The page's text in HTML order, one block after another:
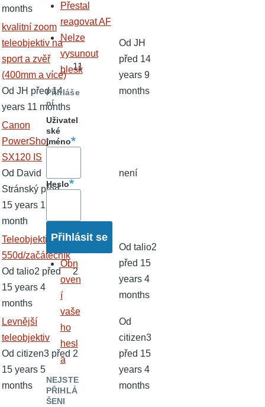
months
Normální
téma
kvalitní zoom
teleobjektiv na
sport a zvěř
(400mm a více)
Od JH před 14
years 11 months
11
Od JH
před 14
years 9
months
Normální
téma
Canon
PowerShot
SX120 IS
Od David
Stránský před
15 years 1
month
není
Normální
téma
Teleobjektiv pro
550d/začátečník
Od talio2 před
15 years 4
months
2
Od talio2
před 15
years 4
months
Normální
téma
Levnější
teleobjektiv
Od citizen3 před
15 years 5
months
2
Od
citizen3
před 15
years 4
months
Přestal
reagovat AF
Nelze
vysunout
blesk
Přihláše
ní
Uživatel
ské
jméno
Heslo
Obn
oven
í
vaše
ho
hesl
a
NEJSTE
PŘIHLÁ
ŠENI